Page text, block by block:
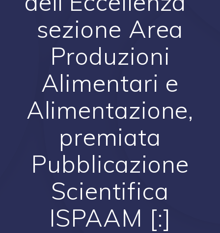
sezione Area
Produzioni
Alimentari e
Alimentazione,
premiata
Pubblicazione
Scientifica
ISPAAM [:]